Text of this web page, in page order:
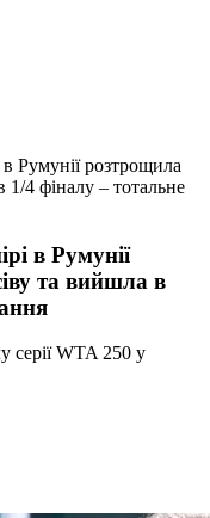
в Румунії розтрощила
4 фіналу – тотальне
в Румунії
та вийшла в
серії WTA 250 у